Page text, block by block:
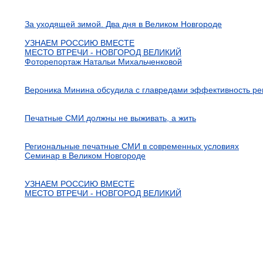
За уходящей зимой. Два дня в Великом Новгороде
УЗНАЕМ РОССИЮ ВМЕСТЕ
МЕСТО ВТРЕЧИ - НОВГОРОД ВЕЛИКИЙ
Фоторепортаж Натальи Михальченковой
Вероника Минина обсудила с главредами эффективность
Печатные СМИ должны не выживать, а жить
Региональные печатные СМИ в современных условиях
Семинар в Великом Новгороде
УЗНАЕМ РОССИЮ ВМЕСТЕ
МЕСТО ВТРЕЧИ - НОВГОРОД ВЕЛИКИЙ